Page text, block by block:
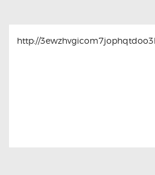
http://